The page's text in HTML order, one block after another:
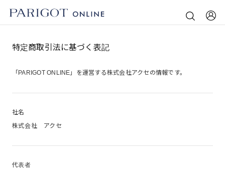
特定商取引法に基づく表記
「PARIGOT ONLINE」を運営する株式会社アクセの情報です。
社名
株式会社 アクセ
代表者